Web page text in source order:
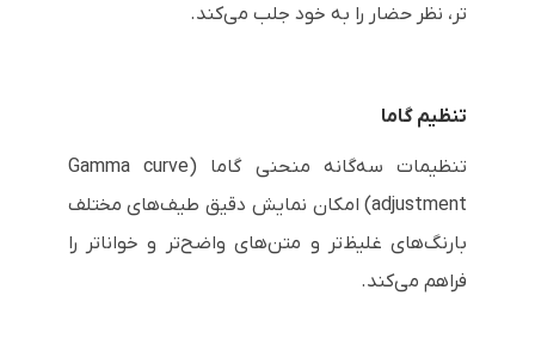
تر، نظر حضار را به خود جلب می‌کند.
تنظیم گاما
تنظیمات سه‌گانه منحنی گاما (Gamma curve
adjustment) امکان نمایش دقیق طیف‌های مختلف
بارنگ‌های غلیظ‌تر و متن‌های واضح‌تر و خواناتر را
فراهم می‌کند.